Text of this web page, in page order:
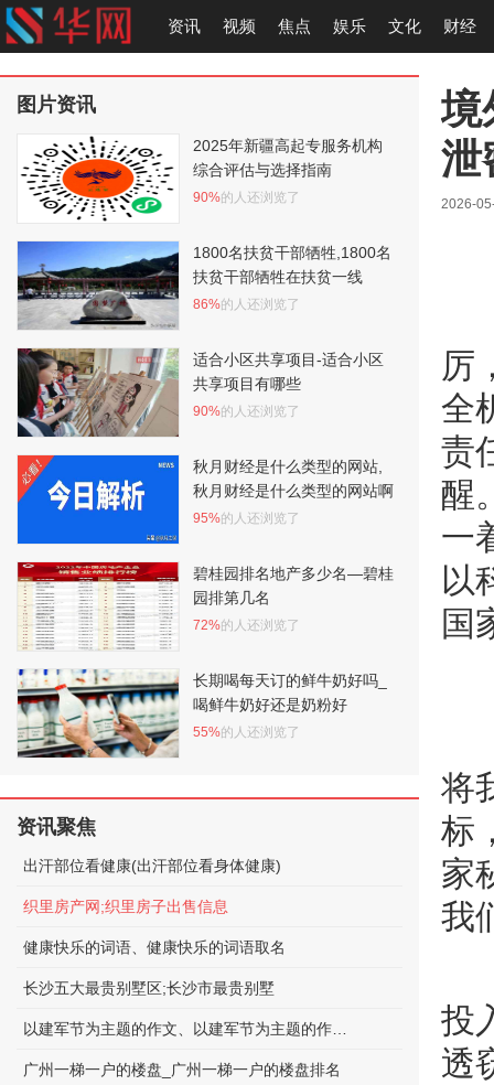
资讯 视频 焦点 娱乐 文化 财经
境
泄
2026-
厉
全
责
醒
一
以
国
将
标
家
我
投
透
图片资讯
2025年新疆高起专服务机构
综合评估与选择指南
90%的人还浏览了
1800名扶贫干部牺牲,1800名
扶贫干部牺牲在扶贫一线
86%的人还浏览了
适合小区共享项目-适合小区
共享项目有哪些
90%的人还浏览了
秋月财经是什么类型的网站,
秋月财经是什么类型的网站啊
95%的人还浏览了
碧桂园排名地产多少名—碧桂
园排第几名
72%的人还浏览了
长期喝每天订的鲜牛奶好吗_
喝鲜牛奶好还是奶粉好
55%的人还浏览了
资讯聚焦
出汗部位看健康(出汗部位看身体健康)
织里房产网;织里房子出售信息
健康快乐的词语、健康快乐的词语取名
长沙五大最贵别墅区;长沙市最贵别墅
广州一梯一户的楼盘_广州一梯一户的楼盘排名